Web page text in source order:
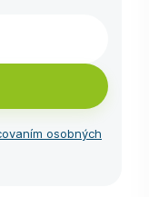
osobných